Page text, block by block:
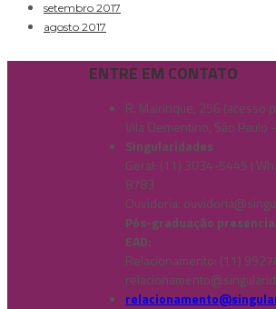
setembro 2017
agosto 2017
ENTRE EM CONTATO
R. Mairinque, 256 (acesso
Vila Clementino, São Paulo
Singularidades
Geral: (11) 3034-5445 |
8783
Ouvidoria:
Pós-graduação
EAD:
Relacionamento: (11)